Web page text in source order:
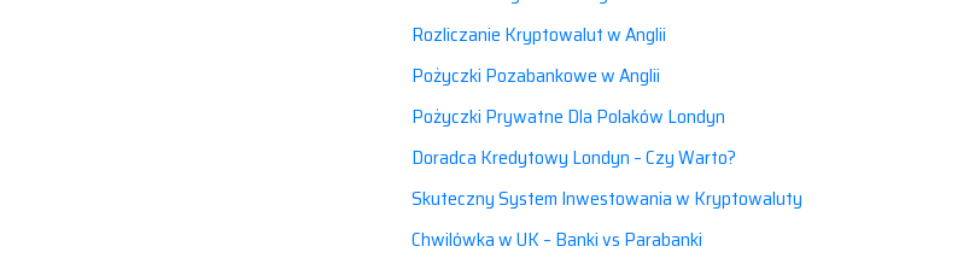
Rozliczanie Kryptowalut w Anglii
Pożyczki Pozabankowe w Anglii
Pożyczki Prywatne Dla Polaków Londyn
Doradca Kredytowy Londyn – Czy Warto?
Skuteczny System Inwestowania w Kryptowaluty
Chwilówka w UK – Banki vs Parabanki